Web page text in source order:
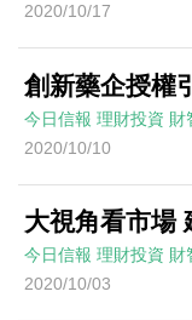
2020/10/17
創新藥企授權
今日信報 理財投資 財
2020/10/10
大視角看市場
今日信報 理財投資 財
2020/10/03